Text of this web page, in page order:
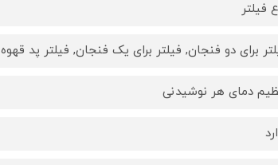
فیلتر
برای دو فنجان, فیلتر برای یک فنجان, فیلتر پد قهوه
دمای هر نوشیدنی